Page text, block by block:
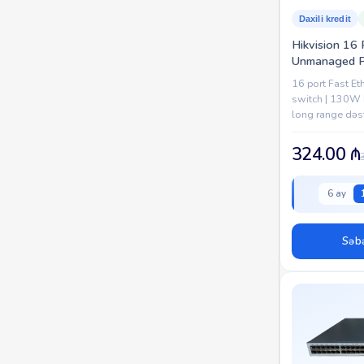
Hikvision 16
Unmanaged
3E0318P-E/
Daxili kredit
16 port Fast
switch | 130W
long range
324.00 ₼
6 ay